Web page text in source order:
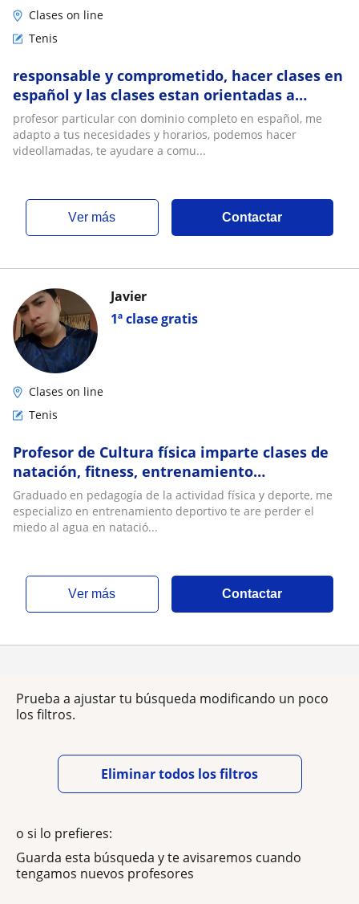
Clases on line
Tenis
responsable y comprometido, hacer clases en
español y las clases estan orientadas a
personas que quieran aprender el idioma
profesor particular con dominio completo en español, me
adapto a tus necesidades y horarios, podemos hacer
videollamadas, te ayudare a comu...
ver más Contactar
1ª clase gratis
Javier
Clases on line
Tenis
Profesor de Cultura física imparte clases de
natación, fitness, entrenamiento
personal,clases de teñís tanto para niños
como adult
Graduado en pedagogía de la actividad física y deporte, me
especializo en entrenamiento deportivo te are perder el
miedo al agua en natació...
ver más Contactar
Prueba a ajustar tu búsqueda modificando un poco
los filtros.
Eliminar todos los filtros
o si lo prefieres:
Guarda esta búsqueda y te avisaremos cuando
tengamos nuevos profesores